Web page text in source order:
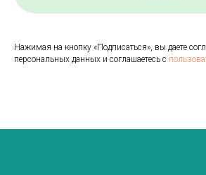
Нажимая на кнопку «Подписаться», вы даете
персональных данных и соглашаетесь с